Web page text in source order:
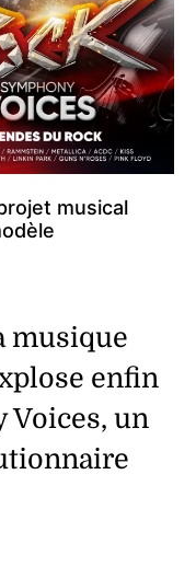
musical
musique
enfin
Voices, un